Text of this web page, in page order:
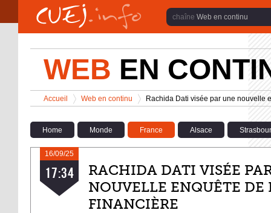
Aller au contenu principal
Web en continu
WEB EN
Vous êtes ici
Accueil
>
Web en continu
>
Rachida Dati visée par une nouvelle
Home Monde France Alsace
16/09/25
17:34
RACHIDA DATI VISÉE
NOUVELLE ENQUÊTE DE
FINANCIÈRE